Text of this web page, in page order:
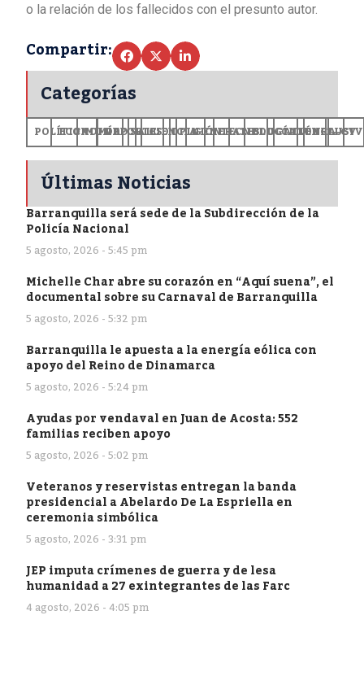
o la relación de los fallecidos con el presunto autor.
Compartir:
Categorías
POLÍTICA
ECONOMÍA
MUNDODEPORTES
SALUDCIENCIA
OPINIÓN
GENERALES
TECNOLOGÍA
EDUCACIÓN
CULTURA+CV
Últimas Noticias
Barranquilla será sede de la Subdirección de la
Policía Nacional
5 agosto, 2026 - 5:45 pm
Michelle Char abre su corazón en “Aquí suena”, el
documental sobre su Carnaval de Barranquilla
5 agosto, 2026 - 5:32 pm
Barranquilla le apuesta a la energía eólica con
apoyo del Reino de Dinamarca
5 agosto, 2026 - 5:24 pm
Ayudas por vendaval en Juan de Acosta: 552
familias reciben apoyo
5 agosto, 2026 - 5:02 pm
Veteranos y reservistas entregan la banda
presidencial a Abelardo De La Espriella en
ceremonia simbólica
5 agosto, 2026 - 3:31 pm
JEP imputa crímenes de guerra y de lesa
humanidad a 27 exintegrantes de las Farc
4 agosto, 2026 - 4:05 pm